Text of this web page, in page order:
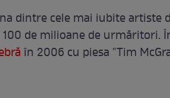
dintre cele mai iubite artiste
de milioane de urmăritori.
în 2006 cu piesa "Tim